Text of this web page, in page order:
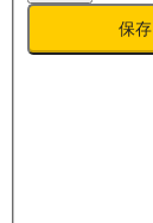
保存